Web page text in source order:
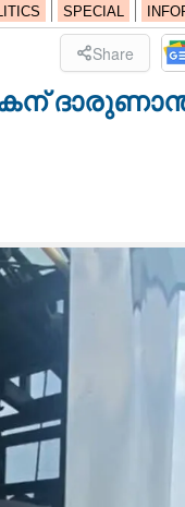
SPECIAL
Share